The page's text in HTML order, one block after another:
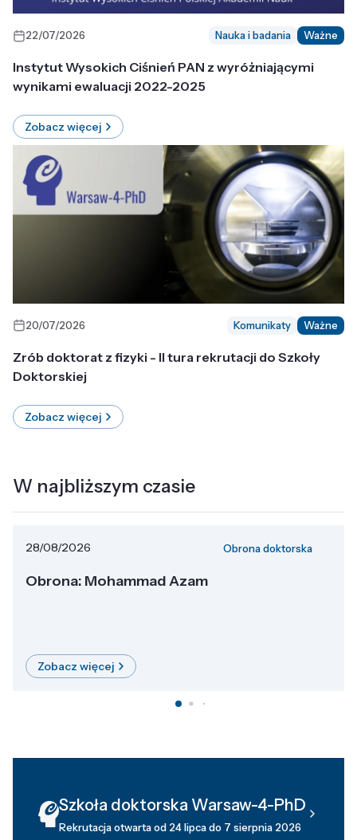
22/07/2026 Nauka i badania Ważne
Instytut Wysokich Ciśnień PAN z wyróżniającymi
wynikami ewaluacji 2022-2025
Zobacz więcej
20/07/2026 Komunikaty Ważne
Zrób doktorat z fizyki - II tura rekrutacji do Szkoły
Doktorskiej
Zobacz więcej
W najbliższym czasie
28/08/2026 Obrona doktorska
Obrona: Mohammad Azam
Zobacz więcej
Szkoła doktorska Warsaw-4-PhD
Rekrutacja otwarta od 24 lipca do 7 sierpnia 2026